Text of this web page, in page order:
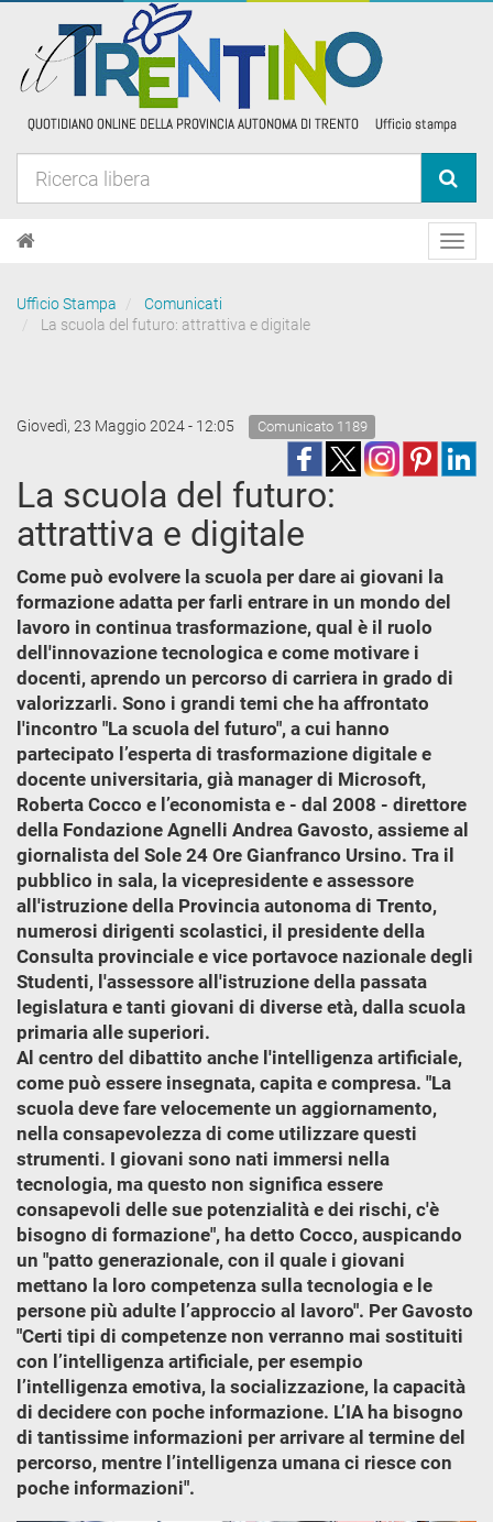
Ufficio Stampa
Comunicati
La scuola del futuro: attrattiva e digitale
Giovedì, 23 Maggio 2024 - 12:05 Comunicato 1189
La scuola del futuro:
attrattiva e digitale
Come può evolvere la scuola per dare ai giovani la
formazione adatta per farli entrare in un mondo del
lavoro in continua trasformazione, qual è il ruolo
dell'innovazione tecnologica e come motivare i
docenti, aprendo un percorso di carriera in grado di
valorizzarli. Sono i grandi temi che ha affrontato
l'incontro "La scuola del futuro", a cui hanno
partecipato l’esperta di trasformazione digitale e
docente universitaria, già manager di Microsoft,
Roberta Cocco e l’economista e - dal 2008 - direttore
della Fondazione Agnelli Andrea Gavosto, assieme al
giornalista del Sole 24 Ore Gianfranco Ursino. Tra il
pubblico in sala, la vicepresidente e assessore
all'istruzione della Provincia autonoma di Trento,
numerosi dirigenti scolastici, il presidente della
Consulta provinciale e vice portavoce nazionale degli
Studenti, l'assessore all'istruzione della passata
legislatura e tanti giovani di diverse età, dalla scuola
primaria alle superiori.
Al centro del dibattito anche l'intelligenza artificiale,
come può essere insegnata, capita e compresa. "La
scuola deve fare velocemente un aggiornamento,
nella consapevolezza di come utilizzare questi
strumenti. I giovani sono nati immersi nella
tecnologia, ma questo non significa essere
consapevoli delle sue potenzialità e dei rischi, c'è
bisogno di formazione", ha detto Cocco, auspicando
un "patto generazionale, con il quale i giovani
mettano la loro competenza sulla tecnologia e le
persone più adulte l’approccio al lavoro". Per Gavosto
"Certi tipi di competenze non verranno mai sostituiti
con l’intelligenza artificiale, per esempio
l’intelligenza emotiva, la socializzazione, la capacità
di decidere con poche informazione. L’IA ha bisogno
di tantissime informazioni per arrivare al termine del
percorso, mentre l’intelligenza umana ci riesce con
poche informazioni".